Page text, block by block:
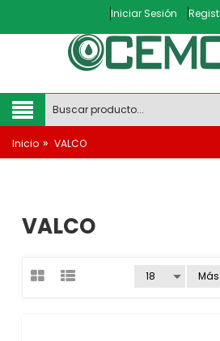
Iniciar Sesión
Inicio » VALCO
VALCO